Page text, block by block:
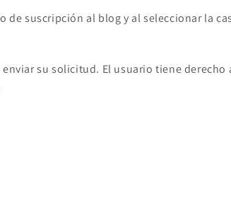
de suscripción al blog y al seleccionar la
su solicitud. El usuario tiene